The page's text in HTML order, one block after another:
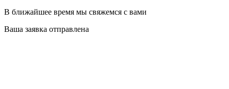
В ближайшее время мы свяжемся с вами
Ваша заявка отправлена